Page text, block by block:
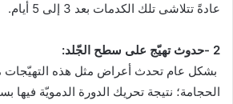
عادةً تتلاشى تلك الكدمات بعد 3 إلى 5 أيام.
2 -حدوث تهيّج على سطح الجّلد:
بشكل عام تحدث أعراض مثل هذه التهيّجات
الحجامة؛ نتيجة تحريك الدورة الدمويّة